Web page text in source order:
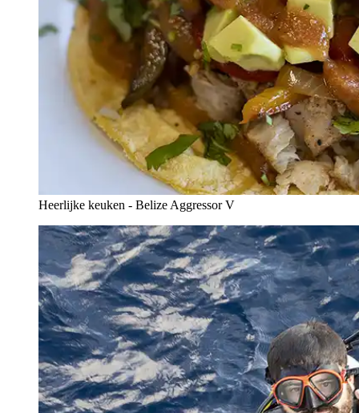
Heerlijke keuken - Belize Aggressor V